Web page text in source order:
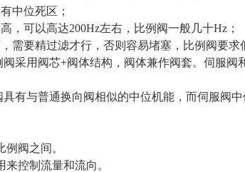
中位死区；
，可以高达200Hz左右，比例阀一般几十Hz；
需要精过滤才行，否则容易堵塞，比例阀要求
采用阀芯+阀体结构，阀体兼作阀套。伺服阀
有与普通换向阀相似的中位机能，而伺服阀
阀之间。
控制流量和流向。